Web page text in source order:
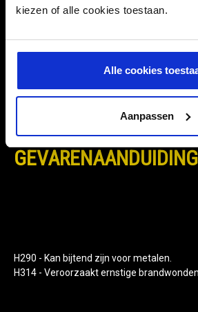
kiezen of alle cookies toestaan.
Alle cookies
Aanpassen
Intrastat:
H290 - Kan bijtend zijn voor metalen.
H314 - Veroorzaakt ernstige brandwonden